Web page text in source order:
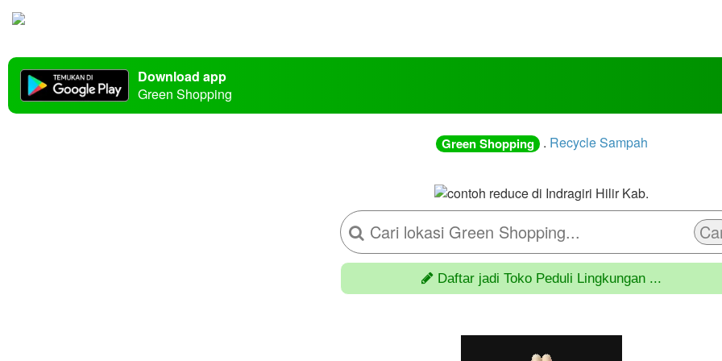
Download app
Green Shopping
Green Shopping . Recycle Sampah
Daftar jadi Toko Peduli Lingkungan ...